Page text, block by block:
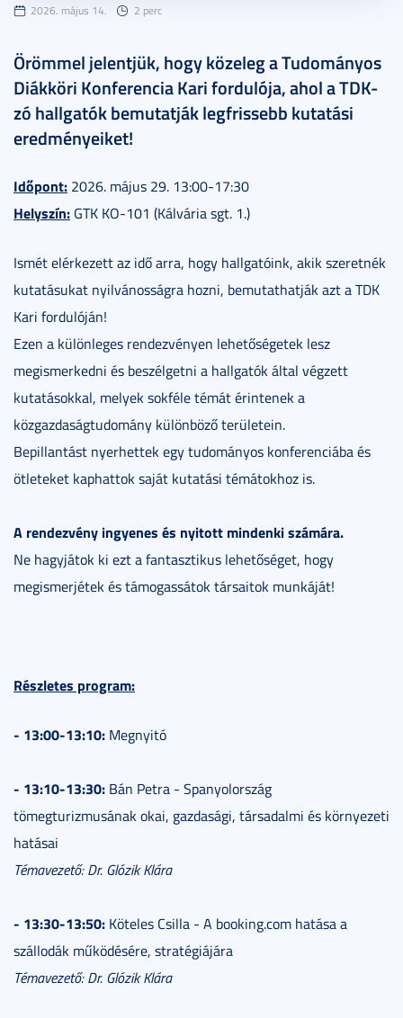
2026. május 14. 2 perc
Örömmel jelentjük, hogy közeleg a Tudományos
Diákköri Konferencia Kari fordulója, ahol a TDK-
zó hallgatók bemutatják legfrissebb kutatási
eredményeiket!
Időpont: 2026. május 29. 13:00-17:30
Helyszín: GTK KO-101 (Kálvária sgt. 1.)
Ismét elérkezett az idő arra, hogy hallgatóink, akik szeretnék
kutatásukat nyilvánosságra hozni, bemutathatják azt a TDK
Kari fordulóján!
Ezen a különleges rendezvényen lehetőségetek lesz
megismerkedni és beszélgetni a hallgatók által végzett
kutatásokkal, melyek sokféle témát érintenek a
közgazdaságtudomány különböző területein.
Bepillantást nyerhettek egy tudományos konferenciába és
ötleteket kaphattok saját kutatási témátokhoz is.
A rendezvény ingyenes és nyitott mindenki számára.
Ne hagyjátok ki ezt a fantasztikus lehetőséget, hogy
megismerjétek és támogassátok társaitok munkáját!
Részletes program:
- 13:00-13:10: Megnyitó
- 13:10-13:30: Bán Petra - Spanyolország
tömegturizmusának okai, gazdasági, társadalmi és környezeti
hatásai
Témavezető: Dr. Glózik Klára
- 13:30-13:50: Köteles Csilla - A booking.com hatása a
szállodák működésére, stratégiájára
Témavezető: Dr. Glózik Klára